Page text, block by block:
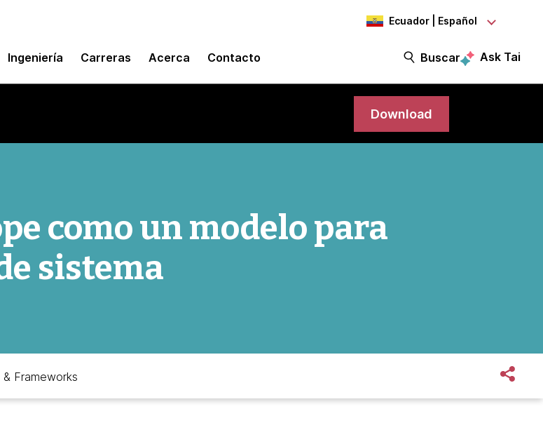
Ecuador | Español
Ingeniería Carreras Acerca Contacto Buscar Ask Tai
Download
como un modelo para
sistema
Frameworks